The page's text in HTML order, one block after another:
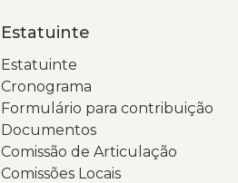
Estatuinte
Estatuinte
Cronograma
Formulário para contribuição
Documentos
Comissão de Articulação
Comissões Locais